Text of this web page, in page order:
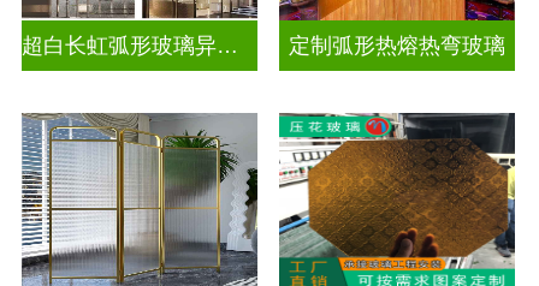
超白长虹弧形玻璃异形弧形玻璃 定制弧形热熔热弯玻璃